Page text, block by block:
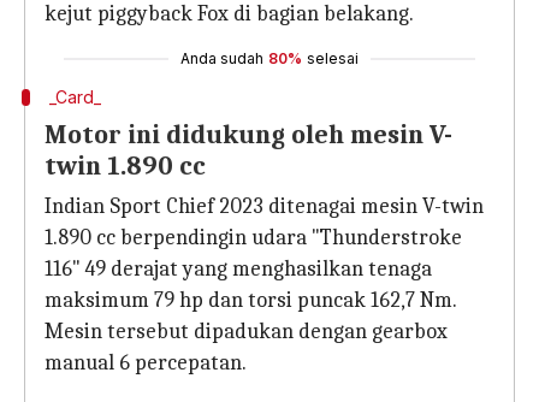
kejut piggyback Fox di bagian belakang.
Anda sudah 80% selesai
_Card_
Motor ini didukung oleh mesin V-
twin 1.890 cc
Indian Sport Chief 2023 ditenagai mesin V-twin
1.890 cc berpendingin udara "Thunderstroke
116" 49 derajat yang menghasilkan tenaga
maksimum 79 hp dan torsi puncak 162,7 Nm.
Mesin tersebut dipadukan dengan gearbox
manual 6 percepatan.